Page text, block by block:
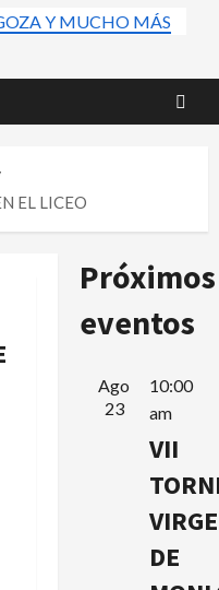
Y MUCHO MÁS
EL LICEO
Próximos
eventos
Ago
23
10:00
am
VII
DE